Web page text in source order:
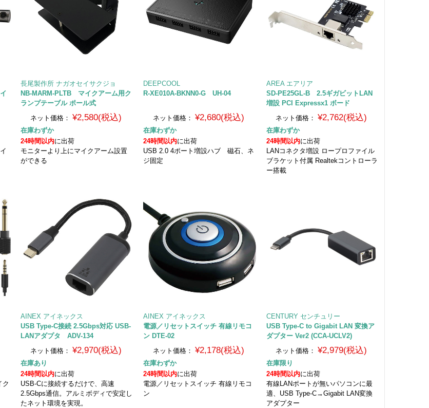
長尾製作所 ナガオセイサクジョ
NB-MARM-PLTB マイクアーム用ク
ランプテーブル ポール式
ネット価格： ¥2,580(税込)
在庫わずか
24時間以内に出荷
モニターより上にマイクアーム設置
ができる
DEEPCOOL
R-XE010A-BKNN0-G UH-04
ネット価格： ¥2,680(税込)
在庫わずか
24時間以内に出荷
USB 2.0 4ポート増設ハブ 磁石、ネ
ジ固定
AREA エアリア
SD-PE25GL-B 2.5ギガビットLAN
増設 PCI Expressx1 ボード
ネット価格：
¥2,762(税込)
在庫わずか
24時間以内に出荷
LANコネクタ増設 ロープロファイル
ブラケット付属 Realtekコントローラ
ー搭載
ク
AINEX アイネックス
USB Type-C接続 2.5Gbps対応 USB-
LANアダプタ ADV-134
ネット価格： ¥2,970(税込)
在庫あり
24時間以内に出荷
USB-Cに接続するだけで、高速
2.5Gbps通信。アルミボディで安定し
たネット環境を実現。
AINEX アイネックス
電源／リセットスイッチ 有線リモコ
ン DTE-02
ネット価格：
¥2,178(税込)
在庫わずか
24時間以内に出荷
電源／リセットスイッチ 有線リモコ
ン
CENTURY センチュリー
USB Type-C to Gigabit LAN 変換ア
ダプター Ver2 (CCA-UCLV2)
ネット価格：
¥2,979(税込)
在庫限り
24時間以内に出荷
有線LANポートが無いパソコンに最
適、USB Type-C→Gigabit LAN変換
アダプター